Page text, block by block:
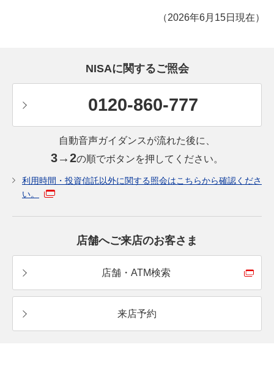
（2026年6月15日現在）
NISAに関するご照会
0120-860-777
自動音声ガイダンスが流れた後に、
3→2の順でボタンを押してください。
利用時間・投資信託以外に関する照会はこちらから確認くださ
い。
店舗へご来店のお客さま
店舗・ATM検索
来店予約